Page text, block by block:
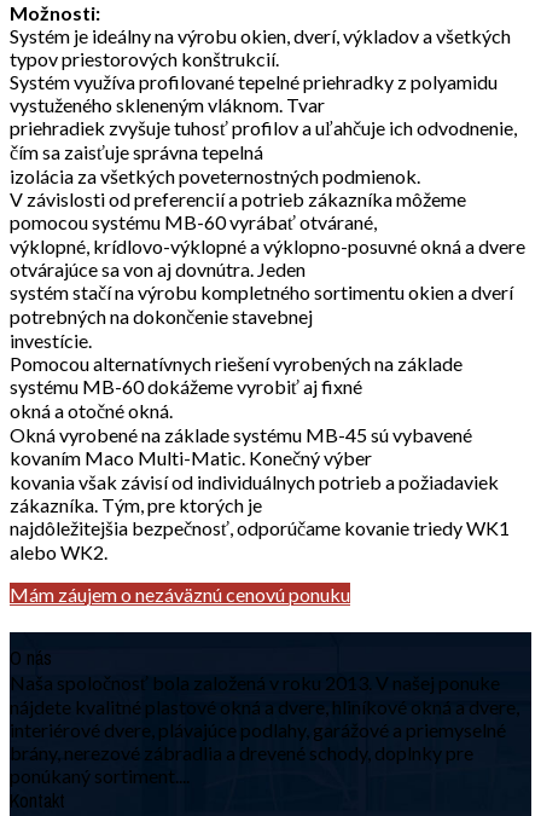
Možnosti:
Systém je ideálny na výrobu okien, dverí, výkladov a všetkých
typov priestorových konštrukcií.
Systém využíva profilované tepelné priehradky z polyamidu
vystuženého skleneným vláknom. Tvar
priehradiek zvyšuje tuhosť profilov a uľahčuje ich odvodnenie,
čím sa zaisťuje správna tepelná
izolácia za všetkých poveternostných podmienok.
V závislosti od preferencií a potrieb zákazníka môžeme
pomocou systému MB-60 vyrábať otvárané,
výklopné, krídlovo-výklopné a výklopno-posuvné okná a dvere
otvárajúce sa von aj dovnútra. Jeden
systém stačí na výrobu kompletného sortimentu okien a dverí
potrebných na dokončenie stavebnej
investície.
Pomocou alternatívnych riešení vyrobených na základe
systému MB-60 dokážeme vyrobiť aj fixné
okná a otočné okná.
Okná vyrobené na základe systému MB-45 sú vybavené
kovaním Maco Multi-Matic. Konečný výber
kovania však závisí od individuálnych potrieb a požiadaviek
zákazníka. Tým, pre ktorých je
najdôležitejšia bezpečnosť, odporúčame kovanie triedy WK1
alebo WK2.
Mám záujem o nezáväznú cenovú ponuku
O nás
Naša spoločnosť bola založená v roku 2013. V našej ponuke
nájdete kvalitné plastové okná a dvere, hliníkové okná a dvere,
interiérové dvere, plávajúce podlahy, garážové a priemyselné
brány, nerezové zábradlia a drevené schody, doplnky pre
ponúkaný sortiment....
Kontakt